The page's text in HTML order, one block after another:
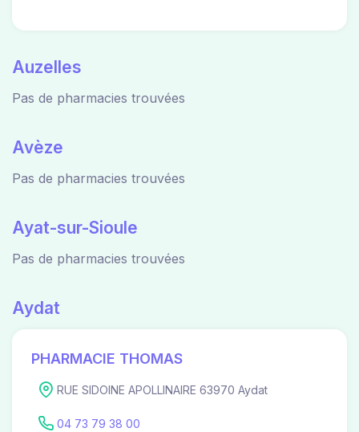
Auzelles
Pas de pharmacies trouvées
Avèze
Pas de pharmacies trouvées
Ayat-sur-Sioule
Pas de pharmacies trouvées
Aydat
PHARMACIE THOMAS
RUE SIDOINE APOLLINAIRE 63970 Aydat
04 73 79 38 00